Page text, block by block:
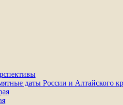
даты России и Алтайского